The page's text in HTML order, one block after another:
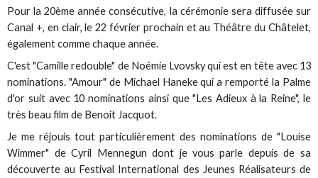
Pour la 20ème année consécutive, la cérémonie sera diffusée sur
Canal +, en clair, le 22 février prochain et au Théâtre du Châtelet,
également comme chaque année.
C'est "Camille redouble" de Noémie Lvovsky qui est en tête avec 13
nominations. "Amour" de Michael Haneke qui a remporté la Palme
d'or suit avec 10 nominations ainsi que "Les Adieux à la Reine", le
très beau film de Benoit Jacquot.
Je me réjouis tout particulièrement des nominations de "Louise
Wimmer" de Cyril Mennegun dont je vous parle depuis de sa
découverte au Festival International des Jeunes Réalisateurs de